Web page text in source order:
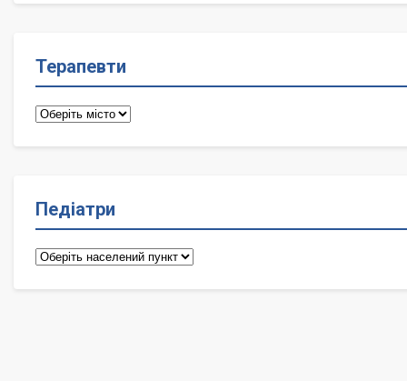
Терапевти
Терапевти
Педіатри
Педіатри